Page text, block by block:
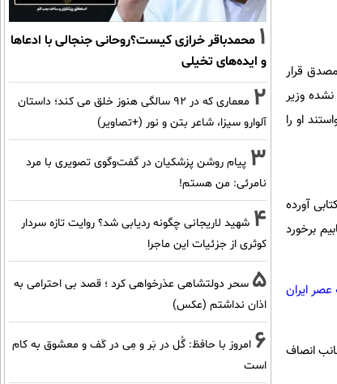
قرار
نشده وزیر
او را
آورده
برخورد
عصر ایران
انصاف
1 محمدباقر خرازی کیست؟روحانی جنجالی با ادعاها
و ایده‌های تخیلی
2
معماری که در 92 سالگی هنوز خلق می کند؛ داستان
آلوارو سیزا، شاعر بتن و نور (+تصاویر)
3 پیام روشن پزشکیان در گفت‌و‌گوی تصویری با مرد
نامرئی: من هستم!
4 شهید لاریجانی چگونه ردیابی شد؟ روایت تازه سردار
کوثری از جزئیات این ماجرا
5 سحر دولتشاهی عذرخواهی کرد ؛ قصد بی احترامی به
اذان نداشتم (عکس)
6 امروز با حافظ: گُل در بَر و مِی در کَف و معشوق به کام
است